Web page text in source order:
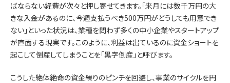
ばならない経費が次々と押し寄せてきます。「来月には数千万円の大
きな入金があるのに、今週支払うべき500万円がどうしても用意でき
ない」といった状況は、業種を問わず多くの中小企業やスタートアップ
が直面する現実です。このように、利益は出ているのに資金ショートを
起こして倒産してしまうことを「黒字倒産」と呼びます。
こうした絶体絶命の資金繰りのピンチを回避し、事業のサイクルを円